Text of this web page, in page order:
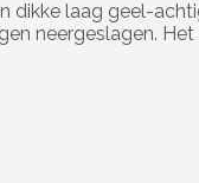
laag geel-
neergeslagen.